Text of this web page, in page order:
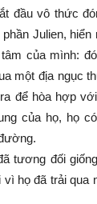
đầu vô thức
Julien, hiển
của mình:
một địa ngục
để hòa hợp
của họ, họ
tương đối
họ đã trải qua